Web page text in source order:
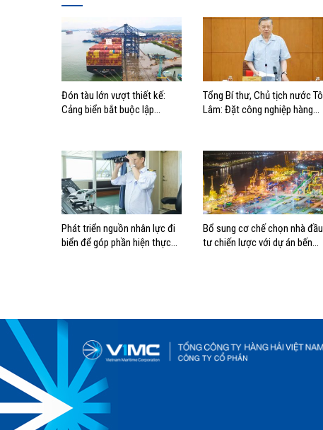
Đón tàu lớn vượt thiết kế:
Cảng biển bắt buộc lập
Tổng Bí thư, Chủ tịch nước Tô
Lâm: Đặt công nghiệp hàng
thành quốc gia biển mạnh
Phát triển nguồn nhân lực đi
biển để góp phần hiện thực
Bổ sung cơ chế chọn nhà đầu
tư chiến lược với dự án bến